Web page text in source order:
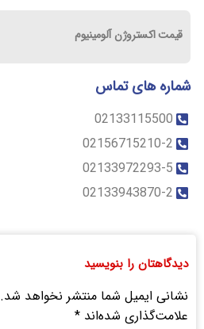
قیمت اکستروژن آلومینیوم
شماره های تماس
02133115500
02156715210-2
02133972293-5
02133943870-2
دیدگاهتان را بنویسید
نشانی ایمیل شما منتشر نخواهد شد.
علامت‌گذاری شده‌اند *